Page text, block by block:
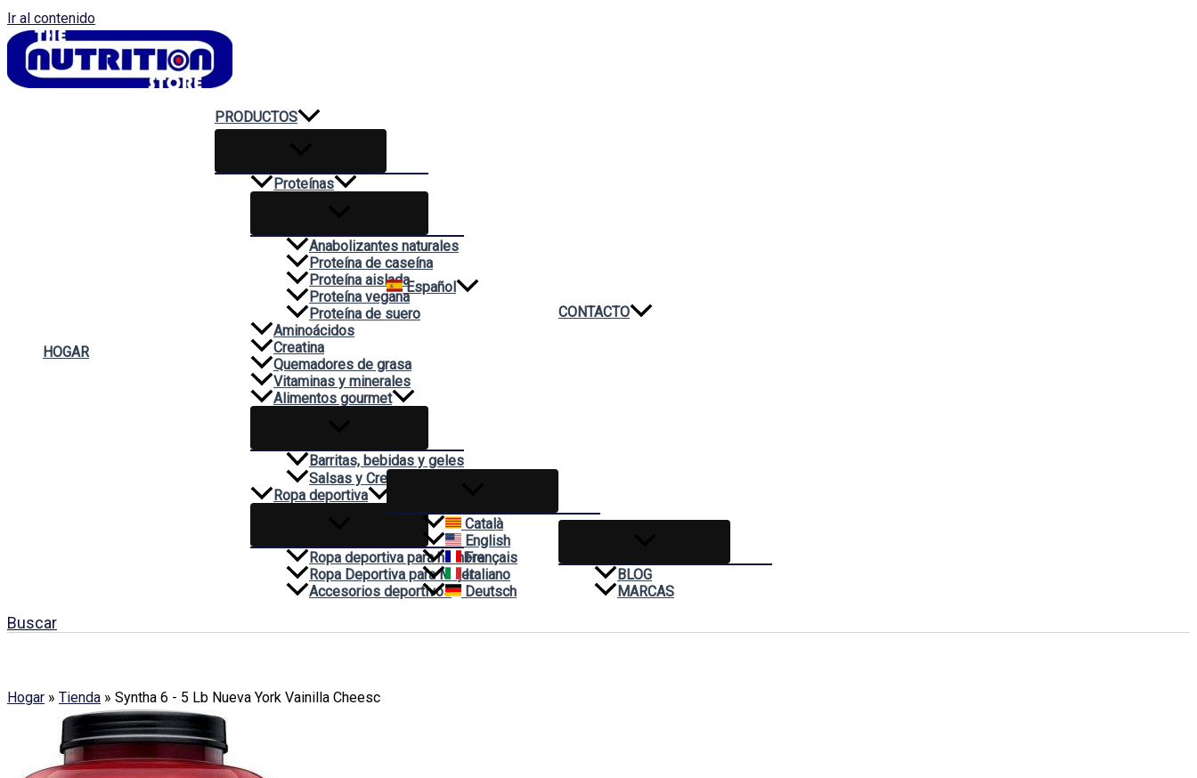
Ir al contenido
HOGAR
PRODUCTOS
Proteínas
Anabolizantes naturales
Proteína de caseína
Proteína aislada
Proteína vegana
Proteína de suero
Aminoácidos
Creatina
Quemadores de grasa
Vitaminas y minerales
Alimentos gourmet
Barritas, bebidas y geles
Salsas y Cremas
Ropa deportiva
Ropa deportiva para hombre
Ropa Deportiva para Mujer
Accesorios deportivos
Español
Català
English
Français
Italiano
Deutsch
CONTACTO
BLOG
MARCAS
Buscar
Hogar » Tienda » Syntha 6 - 5 Lb Nueva York Vainilla Cheesc